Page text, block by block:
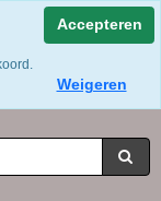
Accepteren
Weigeren